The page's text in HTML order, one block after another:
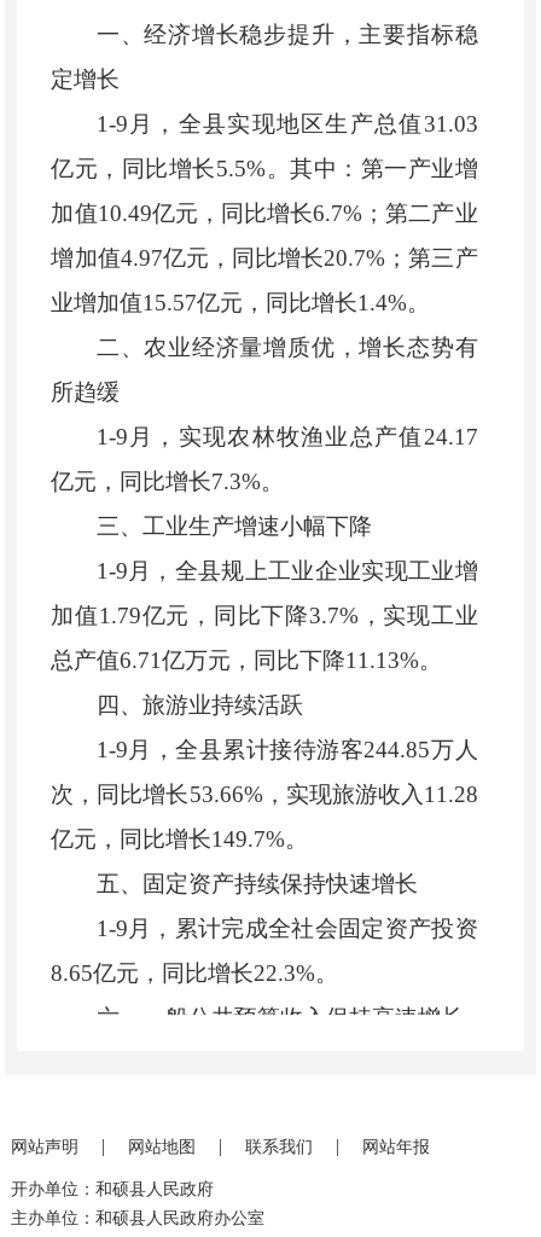
一、经济增长稳步提升，主要指标稳
定增长
1-9 月， 全县实现地区生产总值31.03
亿元，同比增长5.5%。其中：第一产业增
加值10.49亿元，同比增长6.7% ；第二产业
增加值4.97亿元，同比增长20.7% ；第三产
业增加值15.57亿元，同比增长1.4%。
二、农业经济量增质优，增长态势有
所趋缓
1-9 月，实现农林牧渔业总产值24.17
亿元，同比增长7.3%。
三、工业生产增速小幅下降
1-9月，全县规上工业企业实现工业增
加值1.79亿元，同比下降3.7%，实现工业
总产值6.71亿万元，同比下降11.13%。
四、 旅游业持续活跃
1-9月，全县累计接待游客244.85万人
次，同比增长53.66%，实现旅游收入11.28
亿元，同比增长149.7%。
五、固定资产持续保持快速增长
1-9月， 累计完成全社会固定资产投资
8.65亿元，同比增长22.3%。
六、
一般公共预算收入保持高速增长
共预算收入2亿元，同比增长 17.9%。地方
财政支出14.06亿元，同比增长
网站声明 网站地图 联系我们 网站年报
开办单位：和硕县人民政府
主办单位：和硕县人民政府办公室